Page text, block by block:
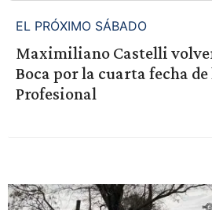
EL PRÓXIMO SÁBADO
Maximiliano Castelli
Boca por la cuarta fecha
Profesional